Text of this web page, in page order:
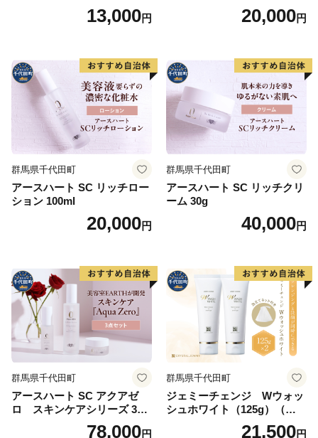
13,000円 20,000円
群馬県千代田町
アースハート SC リッチロー
ション 100ml
20,000円
群馬県千代田町
アースハート SC リッチクリ
ーム 30g
40,000円
群馬県千代田町
アースハート SC アクアゼ
ロ スキンケアシリーズ 3点
78,000円
群馬県千代田町
ジェミーチェンジ Wウォッ
シュホワイト（125g）（泡立
てネット付）×2本 群馬県 千
21,500円